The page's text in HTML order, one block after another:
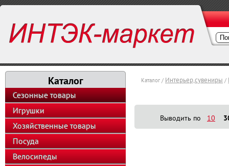
Каталог
Сезонные товары
Игрушки
Хозяйственные товары
Посуда
Велосипеды
Каталог / Интерьер,сувениры /
Выводить по 10